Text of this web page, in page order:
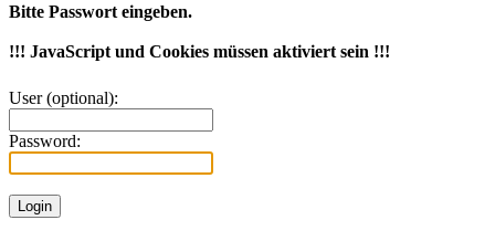
Bitte Passwort eingeben.
!!! JavaScript und Cookies müssen aktiviert sein !!!
User (optional):
Password: